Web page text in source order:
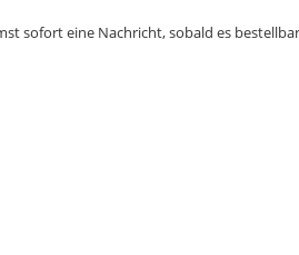
sofort eine Nachricht, sobald es